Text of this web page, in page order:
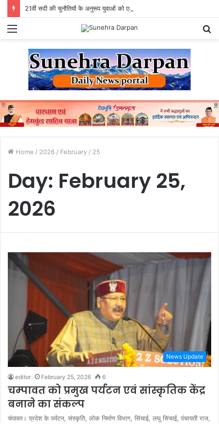
Menu
Home / 2026 / February / 25
Day: February 25,
2026
News Update
editor February 25, 2026 6
चम्पावत को प्रमुख पर्यटन एवं सांस्कृतिक केंद्र
बनाने का संकल्प
चंपावत। प्रदेश के पर्यटन, संस्कृति, लोक निर्माण विभाग, सिंचाई, लघु सिंचाई, पंचायती राज,